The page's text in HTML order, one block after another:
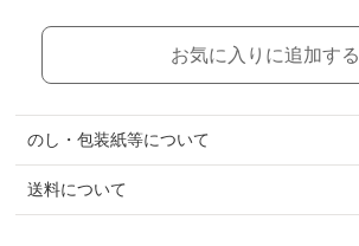
お気に入りに追加する
のし・包装紙等について
送料について